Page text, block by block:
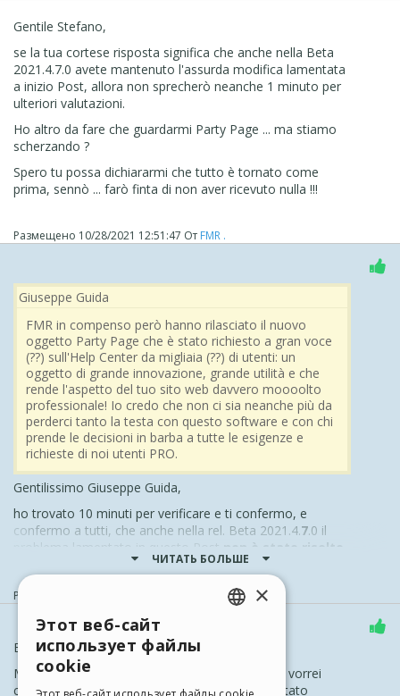
l'invio
Quando l'email arriva, il mittente è sempre quell'email
generica a prima vista
Se si risponde all'email, si risponde in realtà all'email
giusta e non a quella generica
Spero di aver chiarito la questione
Gentile Stefano,
se la tua cortese risposta significa che anche nella Beta
2021.4.7.0 avete mantenuto l'assurda modifica lamentata
a inizio Post, allora non sprecherò neanche 1 minuto per
ulteriori valutazioni.
Ho altro da fare che guardarmi Party Page ... ma stiamo
scherzando ?
Spero tu possa dichiararmi che tutto è tornato come
prima, sennò ... farò finta di non aver ricevuto nulla !!!
Размещено 10/28/2021 12:51:47 От FMR .
Giuseppe Guida
FMR in compenso però hanno rilasciato il nuovo
oggetto Party Page che è stato richiesto a gran voce
(??) sull'Help Center da migliaia (??) di utenti: un
oggetto di grande innovazione, grande utilità e che
rende l'aspetto del tuo sito web davvero moooolto
professionale! Io credo che non ci sia neanche più da
perderci tanto la testa con questo software e con chi
prende le decisioni in barba a tutte le esigenze e
richieste di noi utenti PRO.
Gentilissimo Giuseppe Guida,
ho trovato 10 minuti per verificare e ti confermo, e
confermo a tutti, che anche nella rel. Beta 2021.4.7.0 il
problema lamentato in questo Post
non è stato risolto
Mi arrendo, allaprepotenzae, a mio modestissimo
parere anche alla
, di INCOMEDIA, e
quindi non acquisterò nessun altro aggiornamento da
INCOMEDIA.
Bye Bye WebSite X5 ...
ЧИТАТЬ БОЛЬШЕ
Размещено
Buongiorno
Mi dispiace leggere questo tipo di messaggio e vorrei
chiarire un ulteriore punto che reputo non sia stato
GERMAN
×
Этот веб-сайт
использует файлы
cookie